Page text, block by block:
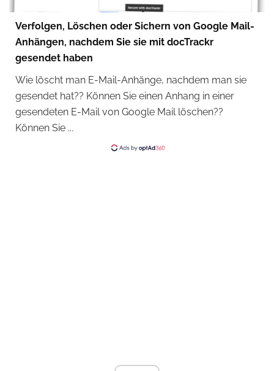
Verfolgen, Löschen oder Sichern von Google Mail-
Anhängen, nachdem Sie sie mit docTrackr
gesendet haben
Wie löscht man E-Mail-Anhänge, nachdem man sie
gesendet hat?? Können Sie einen Anhang in einer
gesendeten E-Mail von Google Mail löschen??
Können Sie ...